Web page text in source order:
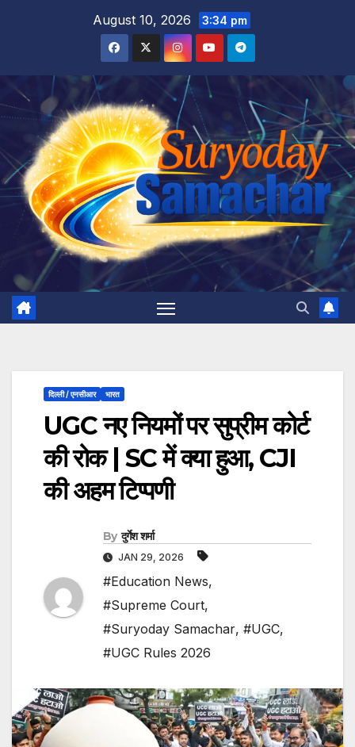
August 10, 2026 3:34 pm
दिल्ली / एनसीआर भारत
UGC नए नियमों पर सुप्रीम कोर्ट
की रोक | SC में क्या हुआ, CJI
की अहम टिप्पणी
By दुर्गेश शर्मा
JAN 29, 2026
#Education News,
#Supreme Court,
#Suryoday Samachar, #UGC,
#UGC Rules 2026